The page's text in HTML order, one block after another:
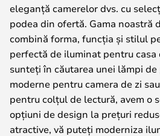
eleganță camerelor dvs. cu
podea din ofertă. Gama noastră
combină forma, funcția și stilul
perfectă de iluminat pentru casa
sunteți în căutarea unei lămpi
moderne pentru camera de zi
pentru colțul de lectură, avem o
opțiuni de design la prețuri
atractive, vă puteți moderniza